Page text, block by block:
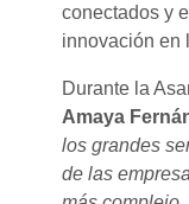
conectados y
innovación en
Durante la
Amaya
los grandes
de las